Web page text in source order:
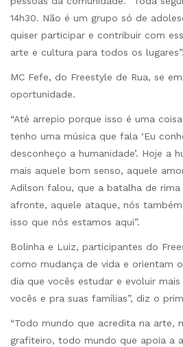
14h30. Não é um grupo só de
quiser participar e contribuir com
arte e cultura para todos os lugares”.
MC Fefe, do Freestyle de Rua, se
oportunidade.
“Até arrepio porque isso é uma
tenho uma música que fala ‘Eu
desconheço a humanidade’. Hoje a
mais aquele bom senso, aquele
Adilson falou, que a batalha de
afronte, aquele ataque, nós
isso que nós estamos aqui”.
Bolinha e Luiz, participantes do
como mudança de vida e orientam
dia que vocês estudar e evoluir
vocês e pra suas famílias”, diz o
“Todo mundo que acredita na arte,
grafiteiro, todo mundo que apoia a